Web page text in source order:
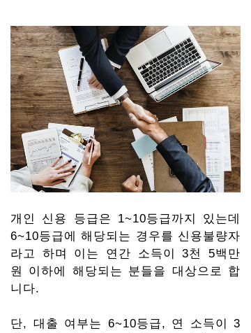
개인 신용 등급은 1~10등급까지 있는데
6~10등급에 해당되는 경우를 신용불량자
라고 하며 이는 연간 소득이 3천 5백만
원 이하에 해당되는 분들을 대상으로 합
니다.
단, 대출 여부는 6~10등급, 연 소득이 3